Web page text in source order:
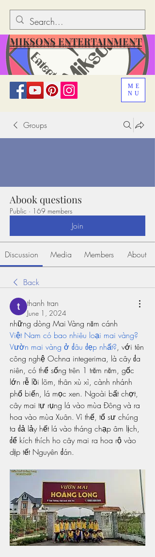
ME
NU
MIKSONS ENTERTAINMENT
Groups
Abook questions
Public · 169 members
Join
Discussion Media Members About
Back
thanh tran
June 1, 2024
những dòng Mai Vàng năm cánh
Việt Nam có bao nhiêu loại mai vàng?
Vườn mai vàng ở đâu đẹp nhất?, với tên
công nghệ Ochna integerima, là cây đa
niên, có thể sống trên 1 trăm năm, gốc
lớn rễ lồi lõm, thân xù xì, cành nhánh
phổ biến, lá mọc xen. Ngoài bất chợt,
cây mai tự rụng lá vào mùa Đông và ra
hoa vào mùa Xuân. Vì thế, tổ sư chúng
ta đả lảy hết lá vào tháng chạp âm lịch,
để kích thích ho cây mai ra hoa rộ vào
dịp tết Nguyên đán.